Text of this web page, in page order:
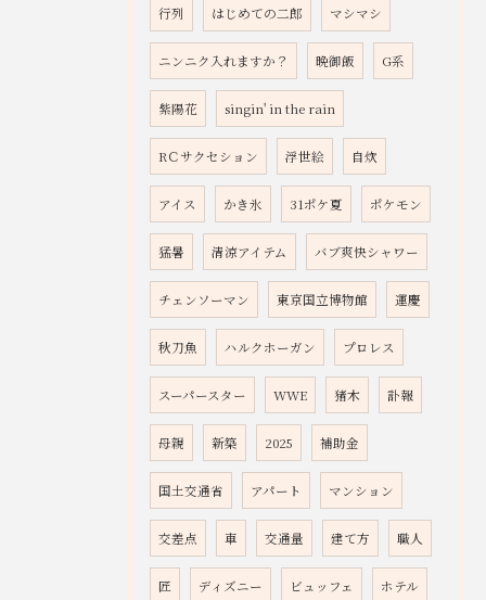
行列 はじめての二郎 マシマシ
ニンニク入れますか？ 晩御飯 G系
紫陽花 singin' in the rain
RＣサクセション 浮世絵 自炊
アイス かき氷 31ポケ夏 ポケモン
猛暑 清涼アイテム バブ爽快シャワー
チェンソーマン 東京国立博物館 運慶
秋刀魚 ハルクホーガン プロレス
スーパースター WWE 猪木 訃報
母親 新築 2025 補助金
国土交通省 アパート マンション
交差点 車 交通量 建て方 職人
匠 ディズニー ビュッフェ ホテル